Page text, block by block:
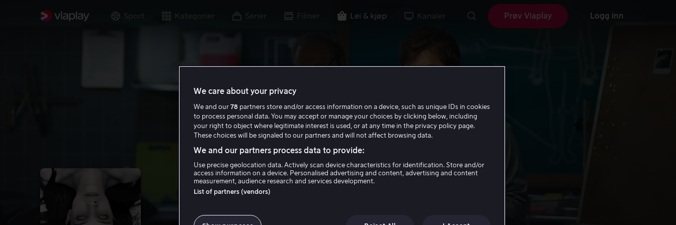
Sport Kategorier Serier Filmer Lei & kjøp Kanaler Prøv Viaplay Logg inn
We care about your privacy
We and our 78 partners store and/or access information on a device, such as unique IDs in cookies
to process personal data. You may accept or manage your choices by clicking below, including
your right to object where legitimate interest is used, or at any time in the privacy policy page.
These choices will be signaled to our partners and will not affect browsing data.
We and our partners process data to provide:
Use precise geolocation data. Actively scan device characteristics for identification. Store and/or
access information on a device. Personalised advertising and content, advertising and content
measurement, audience research and services development.
List of partners (vendors)